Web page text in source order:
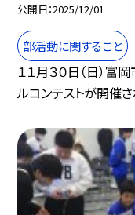
公開日 2025/12/01
部活動に関すること
１１月３０日（日）
ルコンテストが開催